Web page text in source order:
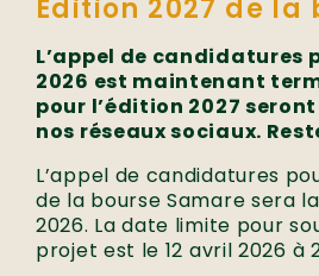
Édition 2027 de la
L’appel de candidatures
2026 est maintenant
pour l’édition 2027
nos réseaux sociaux.
L’appel de candidatures
de la bourse Samare sera
2026. La date limite pour
projet est le 12 avril 2026 à